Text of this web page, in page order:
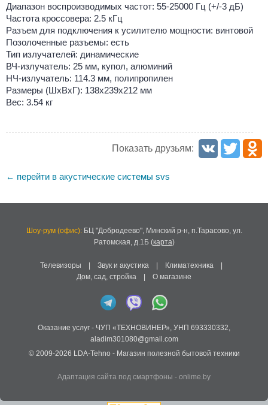
Диапазон воспроизводимых частот: 55-25000 Гц (+/-3 дБ)
Частота кроссовера: 2.5 кГц
Разъем для подключения к усилителю мощности: винтовой
Позолоченные разъемы: есть
Тип излучателей: динамические
ВЧ-излучатель: 25 мм, купол, алюминий
НЧ-излучатель: 114.3 мм, полипропилен
Размеры (ШхВхГ): 138x239x212 мм
Вес: 3.54 кг
Показать друзьям:
← перейти в акустические системы svs
Шоу-рум (офис):БЦ "Добродеево", Минский р-н, п.Тарасово, ул.
Ратомская, д.1Б(карта)
Телевизоры | Звук и акустика | Климатехника |
Дом, сад, стройка | О магазине
Оказание услуг - ЧУП «ТЕХНОВИНЕР» УНП 693330332
aladim301080@gmail.com
© 2009-2026 LDA-Tehno - Магазин полезной бытовой техники
Адаптация сайта под смартфоны - onlime.by